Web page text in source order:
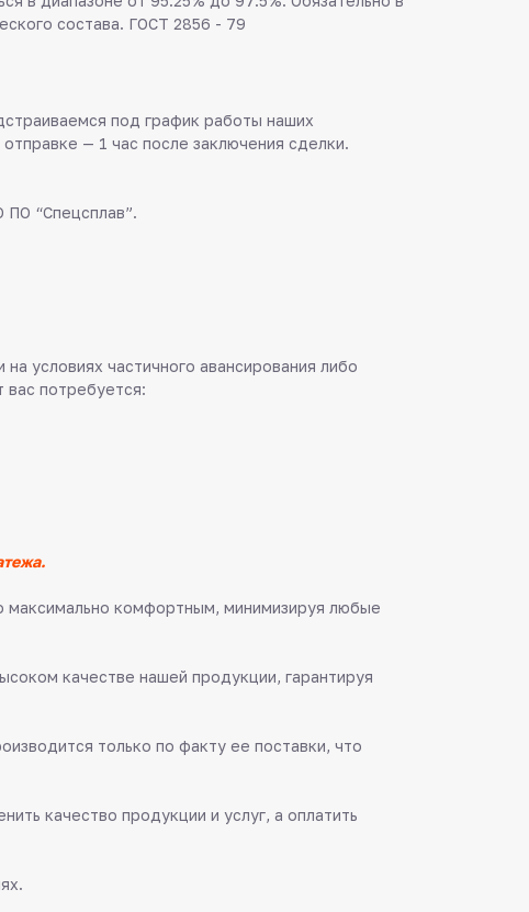
состава. ГОСТ 2856 - 79
под график работы наших
— 1 час после заключения сделки.
ПО “Спецсплав”.
условиях частичного авансирования либо
вас потребуется:
максимально комфортным, минимизируя любые
качестве нашей продукции, гарантируя
только по факту ее поставки, что
качество продукции и услуг, а оплатить